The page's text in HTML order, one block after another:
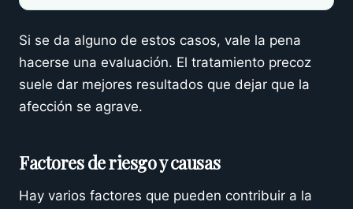
Si se da alguno de estos casos, vale la pena
hacerse una evaluación. El tratamiento precoz
suele dar mejores resultados que dejar que la
afección se agrave.
Factores de riesgo y causas
Hay varios factores que pueden contribuir a la